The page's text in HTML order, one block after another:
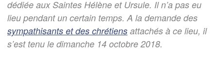
dédiée aux Saintes Hélène et Ursule. Il n’a pas eu
lieu pendant un certain temps. A la demande des
sympathisants et des chrétiens attachés à ce lieu, il
s’est tenu le dimanche 14 octobre 2018.